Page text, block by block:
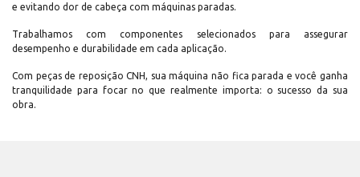
e evitando dor de cabeça com máquinas paradas.
Trabalhamos com componentes selecionados para assegurar
desempenho e durabilidade em cada aplicação.
Com peças de reposição CNH, sua máquina não fica parada e você ganha
tranquilidade para focar no que realmente importa: o sucesso da sua
obra.